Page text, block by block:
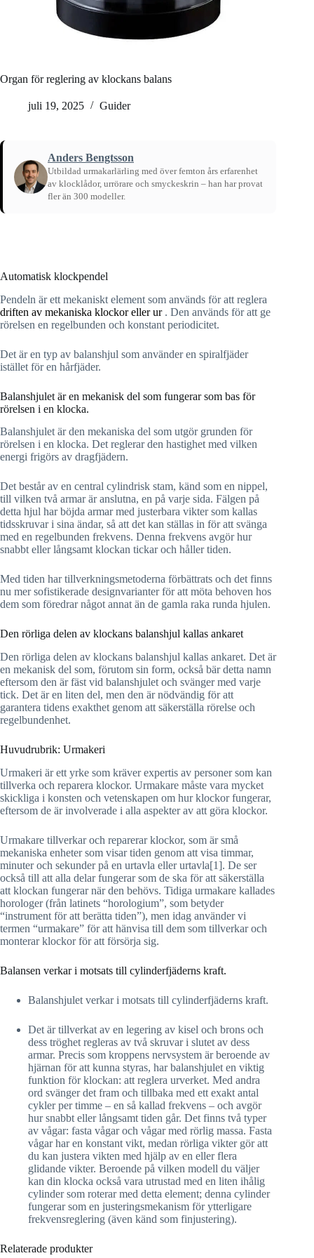
Organ för reglering av klockans balans
juli 19, 2025 Guider
Anders Bengtsson
Utbildad urmakarlärling med över femton års erfarenhet
av klocklådor, urrörare och smyckeskrin – han har provat
fler än 300 modeller.
Automatisk klockpendel
Pendeln är ett mekaniskt element som används för att reglera
driften av mekaniska klockor eller ur . Den används för att ge
rörelsen en regelbunden och konstant periodicitet.
Det är en typ av balanshjul som använder en spiralfjäder
istället för en hårfjäder.
Balanshjulet är en mekanisk del som fungerar som bas för
rörelsen i en klocka.
Balanshjulet är den mekaniska del som utgör grunden för
rörelsen i en klocka. Det reglerar den hastighet med vilken
energi frigörs av dragfjädern.
Det består av en central cylindrisk stam, känd som en nippel,
till vilken två armar är anslutna, en på varje sida. Fälgen på
detta hjul har böjda armar med justerbara vikter som kallas
tidsskruvar i sina ändar, så att det kan ställas in för att svänga
med en regelbunden frekvens. Denna frekvens avgör hur
snabbt eller långsamt klockan tickar och håller tiden.
Med tiden har tillverkningsmetoderna förbättrats och det finns
nu mer sofistikerade designvarianter för att möta behoven hos
dem som föredrar något annat än de gamla raka runda hjulen.
Den rörliga delen av klockans balanshjul kallas ankaret
Den rörliga delen av klockans balanshjul kallas ankaret. Det är
en mekanisk del som, förutom sin form, också bär detta namn
eftersom den är fäst vid balanshjulet och svänger med varje
tick. Det är en liten del, men den är nödvändig för att
garantera tidens exakthet genom att säkerställa rörelse och
regelbundenhet.
Huvudrubrik: Urmakeri
Urmakeri är ett yrke som kräver expertis av personer som kan
tillverka och reparera klockor. Urmakare måste vara mycket
skickliga i konsten och vetenskapen om hur klockor fungerar,
eftersom de är involverade i alla aspekter av att göra klockor.
Urmakare tillverkar och reparerar klockor, som är små
mekaniska enheter som visar tiden genom att visa timmar,
minuter och sekunder på en urtavla eller urtavla[1]. De ser
också till att alla delar fungerar som de ska för att säkerställa
att klockan fungerar när den behövs. Tidiga urmakare kallades
horologer (från latinets “horologium”, som betyder
“instrument för att berätta tiden”), men idag använder vi
termen “urmakare” för att hänvisa till dem som tillverkar och
monterar klockor för att försörja sig.
Balansen verkar i motsats till cylinderfjäderns kraft.
Balanshjulet verkar i motsats till cylinderfjäderns kraft.
Det är tillverkat av en legering av kisel och brons och
dess tröghet regleras av två skruvar i slutet av dess
armar. Precis som kroppens nervsystem är beroende av
hjärnan för att kunna styras, har balanshjulet en viktig
funktion för klockan: att reglera urverket. Med andra
ord svänger det fram och tillbaka med ett exakt antal
cykler per timme – en så kallad frekvens – och avgör
hur snabbt eller långsamt tiden går. Det finns två typer
av vågar: fasta vågar och vågar med rörlig massa. Fasta
vågar har en konstant vikt, medan rörliga vikter gör att
du kan justera vikten med hjälp av en eller flera
glidande vikter. Beroende på vilken modell du väljer
kan din klocka också vara utrustad med en liten ihålig
cylinder som roterar med detta element; denna cylinder
fungerar som en justeringsmekanism för ytterligare
frekvensreglering (även känd som finjustering).
Relaterade produkter